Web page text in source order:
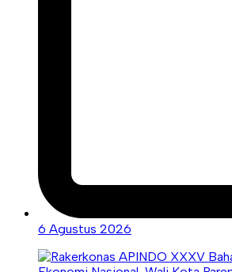
6 Agustus 2026